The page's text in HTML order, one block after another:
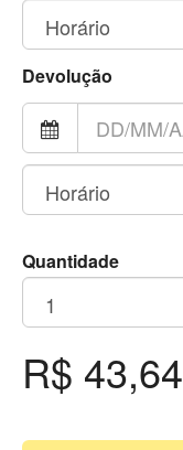
Devolução
Quantidade
R$ 43,64